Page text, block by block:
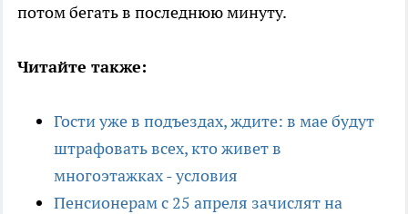
потом бегать в последнюю минуту.
Читайте также:
Гости уже в подъездах, ждите: в мае будут
штрафовать всех, кто живет в
многоэтажках - условия
Пенсионерам с 25 апреля зачислят на